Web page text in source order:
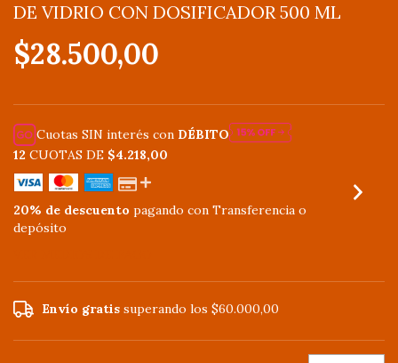
DE VIDRIO CON DOSIFICADOR 500 ML
$28.500,00
Cuotas SIN interés con DÉBITO
12 CUOTAS DE $4.218,00
20% de descuento pagando con Transferencia o
depósito
Envío gratis superando los$60.000,00